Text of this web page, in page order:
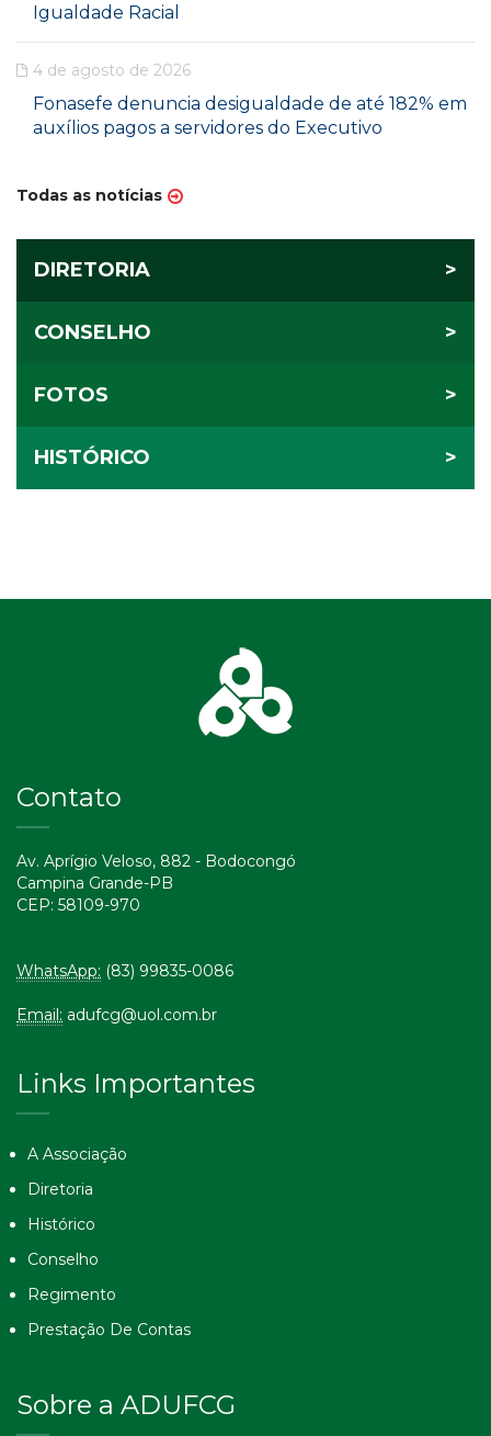
Igualdade Racial
4 de agosto de 2026
Fonasefe denuncia desigualdade de até 182% em
auxílios pagos a servidores do Executivo
Todas as notícias
DIRETORIA >
CONSELHO >
FOTOS >
HISTÓRICO >
Contato
Av. Aprígio Veloso, 882 - Bodocongó
Campina Grande-PB
CEP: 58109-970
WhatsApp: (83) 99835-0086
Email: adufcg@uol.com.br
Links Importantes
A Associação
Diretoria
Histórico
Conselho
Regimento
Prestação De Contas
Sobre a ADUFCG